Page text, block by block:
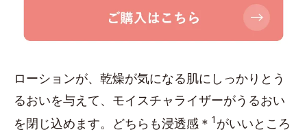
ローションが、乾燥が気になる肌にしっかりとう
るおいを与えて、モイスチャライザーがうるおい
を閉じ込めます。どちらも浸透感＊ 1 がいいところ